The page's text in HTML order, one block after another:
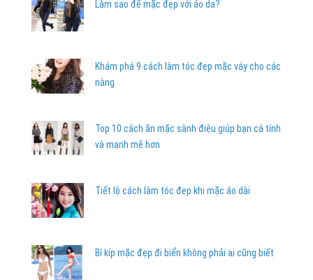
Làm sao để mặc đẹp với áo da?
Khám phá 9 cách làm tóc đẹp mặc váy cho các
nàng
Top 10 cách ăn mặc sành điệu giúp bạn cá tính
và mạnh mẽ hơn
Tiết lộ cách làm tóc đẹp khi mặc áo dài
Bí kíp mặc đẹp đi biển không phải ai cũng biết